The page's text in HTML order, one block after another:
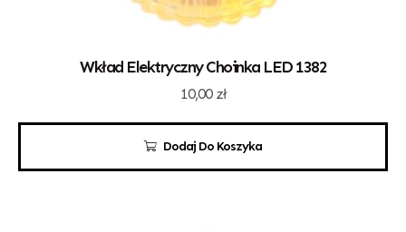
Dodaj Do Koszyka
Wkład Elektryczny Choinka LED 1382
10,00 zł